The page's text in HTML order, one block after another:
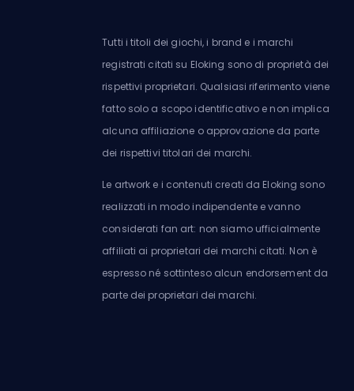
Tutti i titoli dei giochi, i brand e i marchi
registrati citati su Eloking sono di proprietà dei
rispettivi proprietari. Qualsiasi riferimento viene
fatto solo a scopo identificativo e non implica
alcuna affiliazione o approvazione da parte
dei rispettivi titolari dei marchi.
Le artwork e i contenuti creati da Eloking sono
realizzati in modo indipendente e vanno
considerati fan art: non siamo ufficialmente
affiliati ai proprietari dei marchi citati. Non è
espresso né sottinteso alcun endorsement da
parte dei proprietari dei marchi.